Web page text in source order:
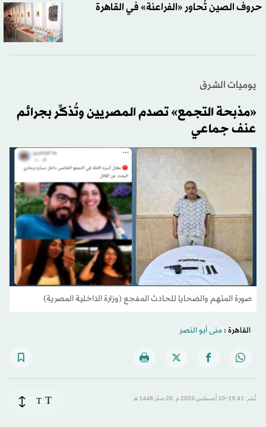
حروف الصين تُحاور «الفراعنة» في القاهرة
يوميات الشرق
«مذبحة التجمع» تصدم المصريين وتُذكِّر بجرائم
عنف جماعي
صورة المتهم والضحايا للحادث المفجع (وزارة الداخلية المصرية)
القاهرة :منى أبو النصر
نُشر: 19:41-10 أغسطس 2026 م ـ 26 صفَر 1448 هـ T
T